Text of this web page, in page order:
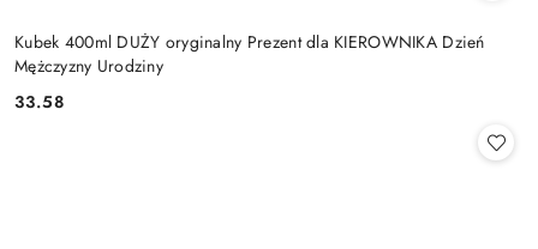
Kubek 400ml DUŻY oryginalny Prezent dla KIEROWNIKA Dzień
Mężczyzny Urodziny
Cena:
33.58